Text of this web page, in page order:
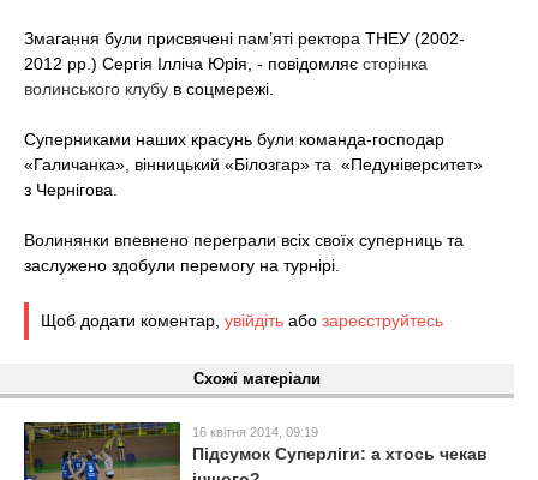
Змагання були присвячені пам’яті ректора ТНЕУ (2002-
2012 рр.) Сергія Ілліча Юрія, - повідомляє сторінка
волинського клубу в соцмережі.
Суперниками наших красунь були команда-господар
«Галичанка», вінницький «Білозгар» та «Педуніверситет»
з Чернігова.
Волинянки впевнено переграли всіх своїх суперниць та
заслужено здобули перемогу на турнірі.
Щоб додати коментар, увійдіть або зареєструйтесь
Схожі матеріали
16 квітня 2014, 09:19
Підсумок Суперліги: а хтось чекав